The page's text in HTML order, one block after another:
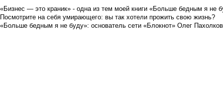
«Бизнес — это краник» - одна из тем моей книги «Больше бедным я не
Посмотрите на себя умирающего: вы так хотели прожить свою жизнь?
«Больше бедным я не буду»: основатель сети «Блокнот» Олег Пахолков